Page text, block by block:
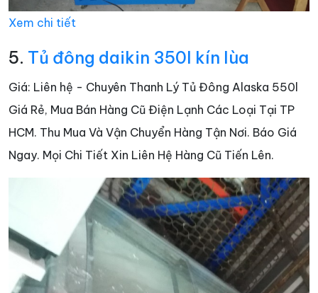
Xem chi tiết
5. Tủ đông daikin 350l kín lùa
Giá: Liên hệ - Chuyên Thanh Lý Tủ Đông Alaska 550l
Giá Rẻ, Mua Bán Hàng Cũ Điện Lạnh Các Loại Tại TP
HCM. Thu Mua Và Vận Chuyển Hàng Tận Nơi. Báo Giá
Ngay. Mọi Chi Tiết Xin Liên Hệ Hàng Cũ Tiến Lên.